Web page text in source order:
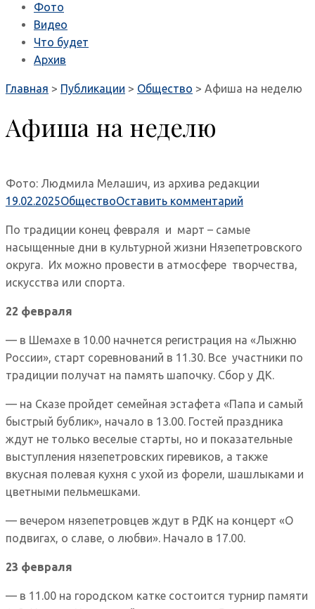
Фото
Видео
Что будет
Архив
Главная > Публикации > Общество > Афиша на неделю
Афиша на неделю
Фото: Людмила Мелашич, из архива редакции
19.02.2025ОбществоОставить комментарий
По традиции конец февраля и март – самые
насыщенные дни в культурной жизни Нязепетровского
округа. Их можно провести в атмосфере творчества,
искусства или спорта.
22 февраля
— в Шемахе в 10.00 начнется регистрация на «Лыжню
России», старт соревнований в 11.30. Все участники по
традиции получат на память шапочку. Сбор у ДК.
— на Сказе пройдет семейная эстафета «Папа и самый
быстрый бублик», начало в 13.00. Гостей праздника
ждут не только веселые старты, но и показательные
выступления нязепетровских гиревиков, а также
вкусная полевая кухня с ухой из форели, шашлыками и
цветными пельмешками.
— вечером нязепетровцев ждут в РДК на концерт «О
подвигах, о славе, о любви». Начало в 17.00.
23 февраля
— в 11.00 на городском катке состоится турнир памяти